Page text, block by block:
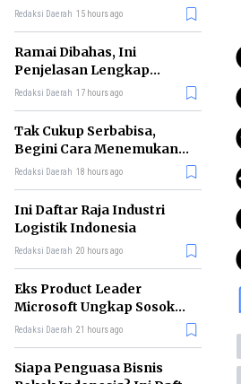
Ternyata Tetap Bisa!
Redaksi Daerah 15 hours ago
Ramai Dibahas, Ini
Penjelasan Lengkap
tentang Konsep Kabinet
Redaksi Daerah 17 hours ago
Tak Cukup Serbabisa,
Begini Cara Menemukan
'Spike' agar CV Dilirik HR
Redaksi Daerah 18 hours ago
Ini Daftar Raja Industri
Logistik Indonesia
Redaksi Daerah 20 hours ago
Eks Product Leader
Microsoft Ungkap Sosok
yang Paling Cocok
Redaksi Daerah 21 hours ago
Siapa Penguasa Bisnis